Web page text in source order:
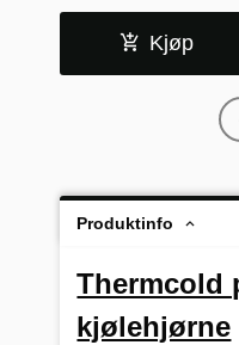
Kjøp
Produktinfo
Thermcold
kjølehjørne